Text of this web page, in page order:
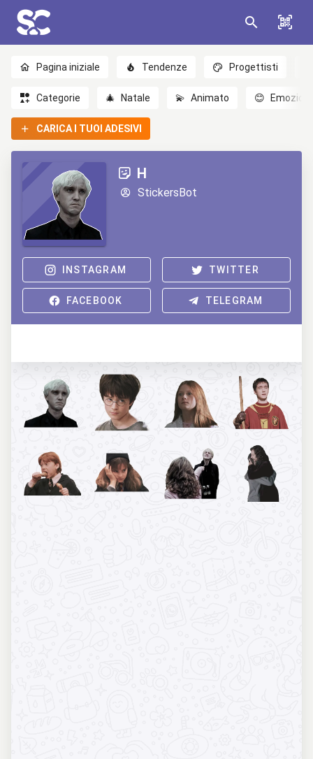
Pagina iniziale Tendenze Progettisti
Categorie 🎄 Natale 💫 Animato 😊 Emozioni
CARICA I TUOI ADESIVI
H
StickersBot
INSTAGRAM TWITTER
FACEBOOK TELEGRAM